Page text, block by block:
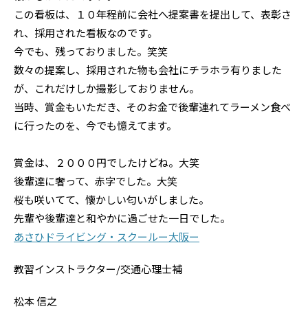
この看板は、１０年程前に会社へ提案書を提出して、表彰さ
れ、採用された看板なのです。
今でも、残っておりました。笑笑
数々の提案し、採用された物も会社にチラホラ有りました
が、これだけしか撮影しておりません。
当時、賞金もいただき、そのお金で後輩連れてラーメン食べ
に行ったのを、今でも憶えてます。
賞金は、２０００円でしたけどね。大笑
後輩達に奢って、赤字でした。大笑
桜も咲いてて、懐かしい匂いがしました。
先輩や後輩達と和やかに過ごせた一日でした。
あさひドライビング・スクールー大阪ー
教習インストラクター/交通心理士補
松本 信之